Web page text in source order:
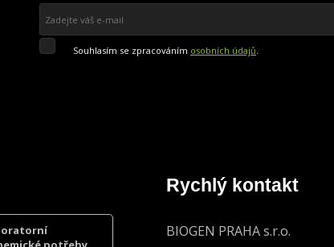
se
Souhlasím se zpracováním osobních údajů.
Rychlý kontakt
BIOGEN PRAHA s.r.o.